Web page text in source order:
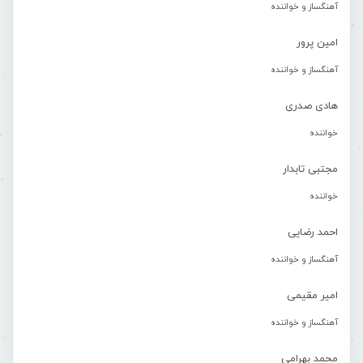
آهنگساز و خواننده
امین پرور
آهنگساز و خواننده
هادی صدری
خواننده
مجتبی تابدار
خواننده
احمد رضایی
آهنگساز و خواننده
امیر مقیمی
آهنگساز و خواننده
محمد بهرامی